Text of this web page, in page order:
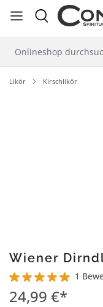
springen
Likör Kirschlikör
Wiener
Durchschnittliche
1
24,99 €*